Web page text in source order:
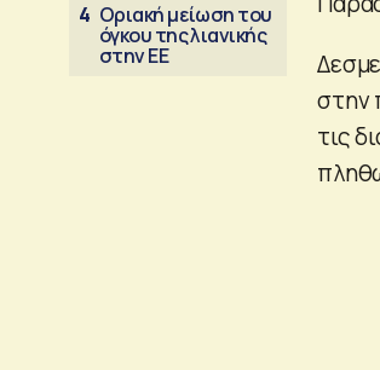
4 Οριακή μείωση του
όγκου της λιανικής
στην ΕΕ
στην
τις